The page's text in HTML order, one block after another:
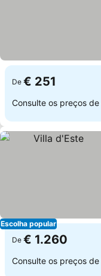
De € 251
Consulte os preços de
Escolha popular
De € 1.260
Consulte os preços de